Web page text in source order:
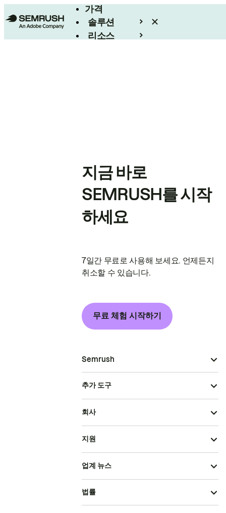
가격
솔루션
리소스
지금 바로
SEMRUSH를 시작
하세요
7일간 무료로 사용해 보세요. 언제든지
취소할 수 있습니다.
무료 체험 시작하기
Semrush
추가 도구
회사
지원
업계 뉴스
법률